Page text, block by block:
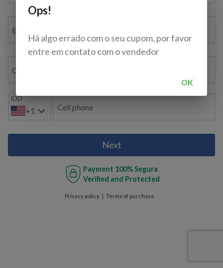
E-mail
Confirmar e-mail
IDD
+1 Cell phone
Next
Payment 100% Segura
Verified and Protected
Privacy policy Terms of purchase
Ops!
Há algo errado com o seu cupom, por favor
entre em contato com o vendedor
OK